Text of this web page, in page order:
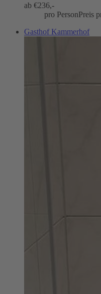
ab €236,-
pro PersonPreis
Gasthof Kammerhof